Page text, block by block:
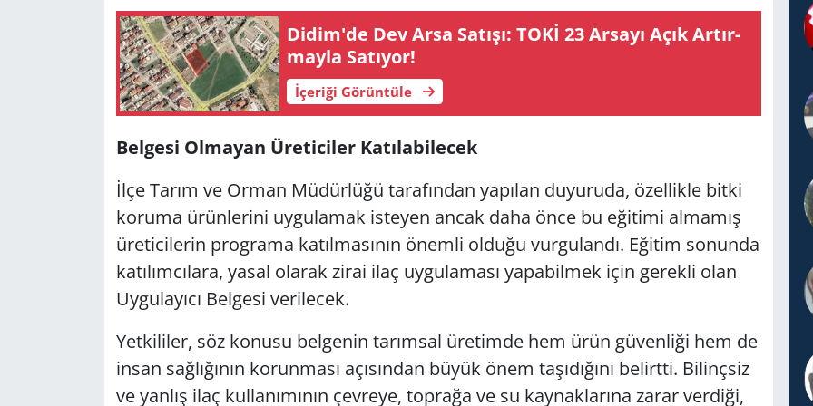
Didim'de Dev Arsa Sa­tı­şı: TOKİ 23 Ar­sa­yı Açık Ar­tır­
may­la Sa­tı­yor!
İçeriği Görüntüle
Bel­ge­si Ol­ma­yan Üre­ti­ci­ler Ka­tı­la­bi­lecek
İlçe Tarım ve Orman Mü­dür­lü­ğü ta­ra­fın­dan ya­pı­lan du­yu­ru­da, özel­lik­le bitki
ko­ru­ma ürün­le­ri­ni uy­gu­la­mak is­te­yen ancak daha önce bu eği­ti­mi al­ma­mış
üre­ti­ci­le­rin prog­ra­ma ka­tıl­ma­sı­nın önem­li ol­du­ğu vur­gu­lan­dı. Eği­tim so­nun­da
ka­tı­lım­cı­la­ra, yasal ola­rak zirai ilaç uy­gu­la­ma­sı ya­pa­bil­mek için ge­rek­li olan
Uy­gu­la­yı­cı Bel­ge­si ve­ri­lecek.
Yet­ki­li­ler, söz ko­nu­su bel­ge­nin ta­rım­sal üre­tim­de hem ürün gü­ven­li­ği hem de
insan sağ­lı­ğı­nın ko­run­ma­sı açı­sın­dan büyük önem ta­şı­dı­ğı­nı be­lirt­ti. Bi­linç­siz
ve yan­lış ilaç kul­la­nı­mı­nın çev­re­ye, top­ra­ğa ve su kay­nak­la­rı­na zarar ver­di­ği,